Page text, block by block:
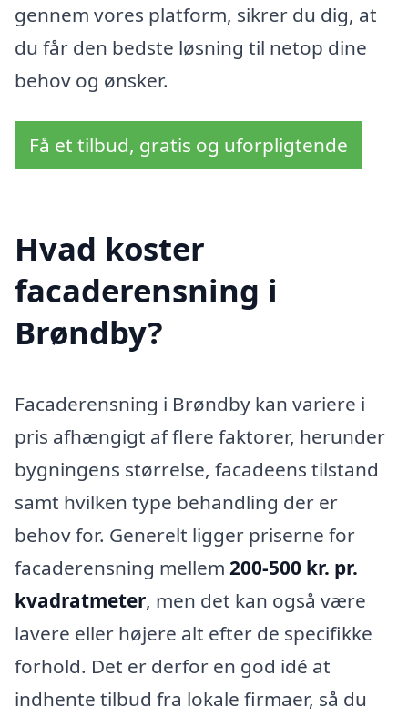
gennem vores platform, sikrer du dig, at
du får den bedste løsning til netop dine
behov og ønsker.
Få et tilbud, gratis og uforpligtende
Hvad koster
facaderensning i
Brøndby?
Facaderensning i Brøndby kan variere i
pris afhængigt af flere faktorer, herunder
bygningens størrelse, facadeens tilstand
samt hvilken type behandling der er
behov for. Generelt ligger priserne for
facaderensning mellem 200-500 kr. pr.
kvadratmeter, men det kan også være
lavere eller højere alt efter de specifikke
forhold. Det er derfor en god idé at
indhente tilbud fra lokale firmaer, så du